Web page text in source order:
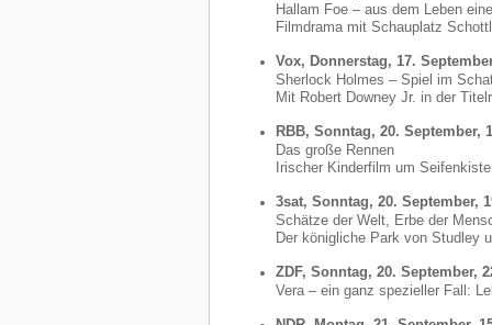
Hallam Foe – aus dem Leben
Filmdrama mit Schauplatz
Vox, Donnerstag, 17.
Sherlock Holmes – Spiel im
Mit Robert Downey Jr. in der
RBB, Sonntag, 20. September,
Das große Rennen
Irischer Kinderfilm um
3sat, Sonntag, 20. September,
Schätze der Welt, Erbe der
Der königliche Park von Studley
ZDF, Sonntag, 20. September,
Vera – ein ganz spezieller Fall: